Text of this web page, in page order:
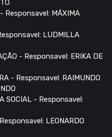
Responsavel: MÁXIMA
LUDMILLA
- Responsavel: ERIKA DE
- Responsavel: RAIMUNDO
SOCIAL - Responsavel:
LEONARDO